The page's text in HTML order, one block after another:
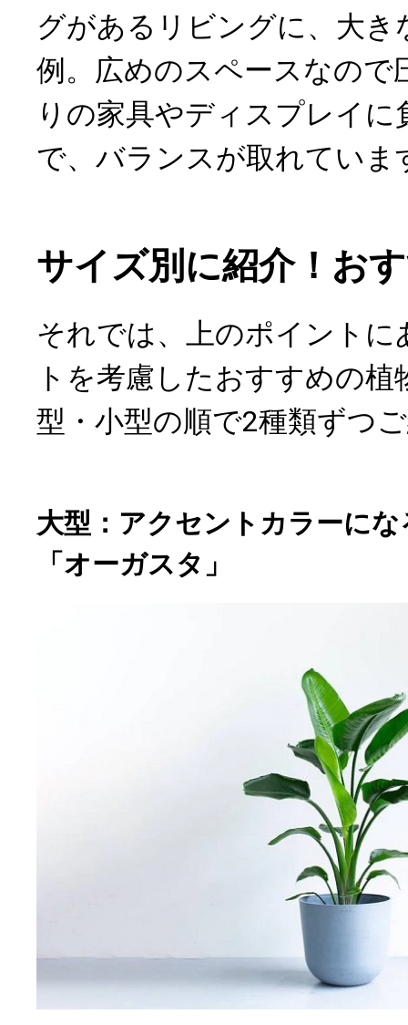
グがあるリビングに、大き
例。広めのスペースなので
りの家具やディスプレイに
で、バランスが取れていま
サイズ別に紹介！お
それでは、上のポイント
トを考慮したおすすめの植
型・小型の順で2種類ずつ
大型：アクセントカラーに
「オーガスタ」